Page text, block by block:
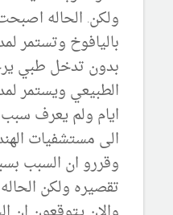
ولكن. الحاله
باليافوخ وتستمر
بدون تدخل طبي
الطبيعي ويستمر
ايام ولم يعرف سبب
الى مستشفيات
وقررو ان السبب
تقصيره ولكن